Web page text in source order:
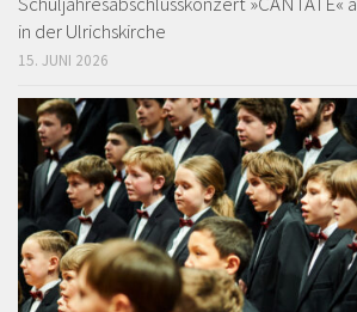
in der Ulrichskirche
15. JUNI 2026